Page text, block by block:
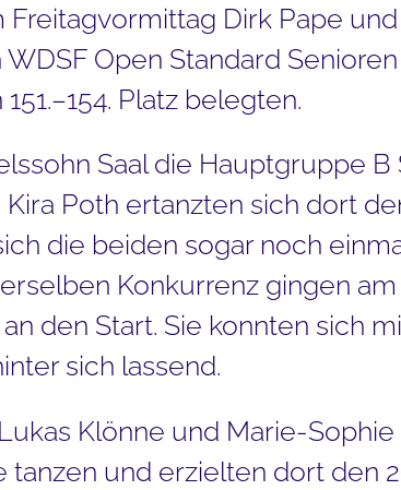
Dirk Pape
Open Standard
Platz belegten.
Saal die Hauptgruppe B
Poth ertanzten sich dort
die beiden sogar noch
Konkurrenz gingen
den Start. Sie konnten sich
sich lassend.
Klönne und Marie-
und erzielten dort den